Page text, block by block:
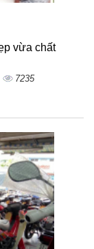
vừa chất
7235